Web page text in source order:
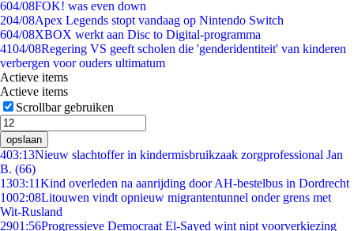
604/08FOK! was even down
204/08Apex Legends stopt vandaag op Nintendo Switch
604/08XBOX werkt aan Disc to Digital-programma
4104/08Regering VS geeft scholen die 'genderidentiteit' van kinderen
verbergen voor ouders ultimatum
Actieve items
Actieve items
Scrollbar gebruiken
opslaan
403:13Nieuw slachtoffer in kindermisbruikzaak zorgprofessional Jan
B. (66)
1303:11Kind overleden na aanrijding door AH-bestelbus in Dordrecht
1002:08Litouwen vindt opnieuw migrantentunnel onder grens met
Wit-Rusland
2901:56Progressieve Democraat El-Sayed wint nipt voorverkiezing